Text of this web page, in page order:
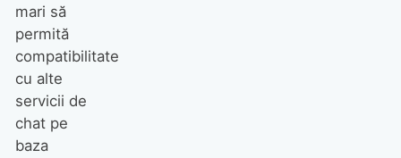
mari să
permită
compatibilitate
cu alte
servicii de
chat pe
baza